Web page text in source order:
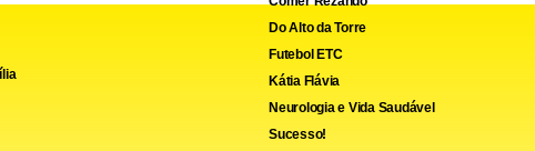
Do Alto da Torre
Futebol ETC
Kátia Flávia
Neurologia e Vida Saudável
Sucesso!